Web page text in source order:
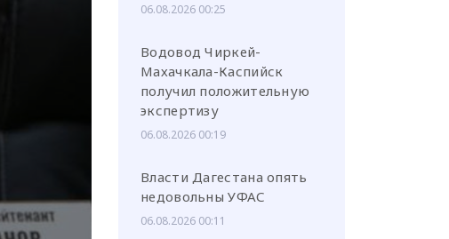
06.08.2026 00:25
Водовод Чиркей-
Махачкала-Каспийск
получил положительную
экспертизу
06.08.2026 00:19
Власти Дагестана опять
недовольны УФАС
06.08.2026 00:11